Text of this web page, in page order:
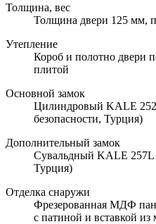
Толщина, вес
Толщина двери 125 мм,
Утепление
Короб и полотно двери
плитой
Основной замок
Цилиндровый KALE 252
безопасности, Турция)
Дополнительный замок
Сувальдный KALE 257L
Турция)
Отделка снаружи
Фрезерованная МДФ
с патиной и вставкой из